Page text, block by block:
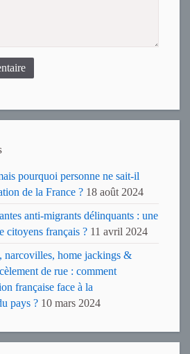
pourquoi personne ne sait-il
de la France ? 18 août 2024
anti-migrants délinquants : une
citoyens français ? 11 avril 2024
narcovilles, home jackings &
de rue : comment
française face à la
pays ? 10 mars 2024